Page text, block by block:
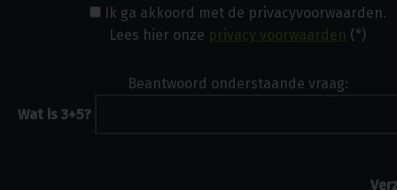
Ik ga akkoord met de privacyvoorwaarden.
Lees hier onze privacy voorwaarden (*)
Beantwoord onderstaande vraag:
Wat is 3+5?